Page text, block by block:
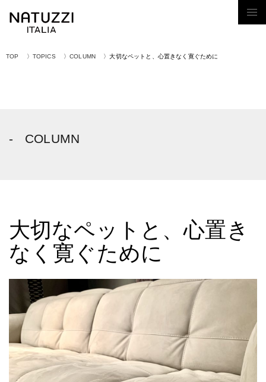
TOP TOPICS COLUMN 大切なペットと、心置きなく寛ぐために
COLUMN
大切なペットと、心置き
なく寛ぐために